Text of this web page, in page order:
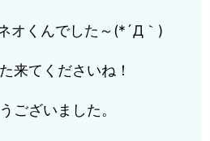
オくんでした～(*´Д｀)
来てくださいね！
ございました。